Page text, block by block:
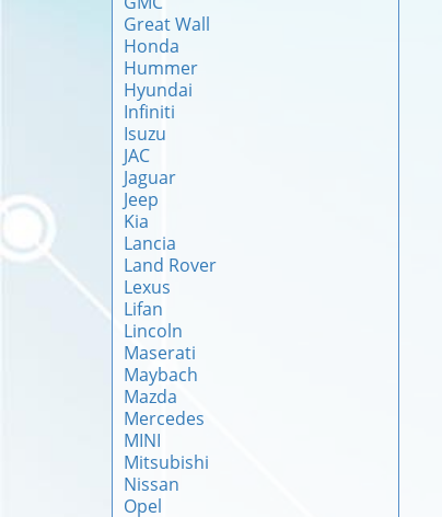
Great Wall
Honda
Hummer
Hyundai
Infiniti
Isuzu
JAC
Jaguar
Jeep
Kia
Lancia
Land Rover
Lexus
Lifan
Lincoln
Maserati
Maybach
Mazda
Mercedes
MINI
Mitsubishi
Nissan
Opel